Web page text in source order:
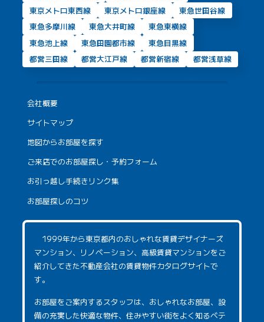
東京メトロ東西線
東京メトロ銀座線
東急世田谷線
東急多摩川線
東急大井町線
東急東横線
東急池上線
東急田園都市線
東急目黒線
都営三田線
都営大江戸線 都営新宿線 都営浅草線
会社概要
サイトマップ
地図からお部屋を探す
ご来店でのお部屋探し・予約フォーム
お引っ越し手続きリンク集
お部屋探しのコツ
1999年から東京都内のおしゃれな賃貸デザイナーズ
マンション、リノベーション、高級賃貸マンションをご
紹介してきた不動産会社の賃貸物件カタログサイトで
す。
お部屋をご案内するスタッフは、おしゃれなお部屋、設
備の充実した快適な物件、住みやすい街をよく知るベテ